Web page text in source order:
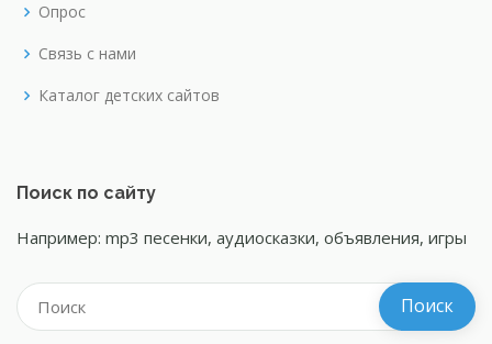
Опрос
Связь с нами
Каталог детских сайтов
Поиск по сайту
Например: mp3 песенки, аудиосказки, объявления, игры